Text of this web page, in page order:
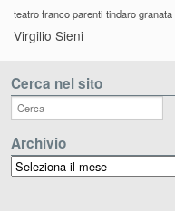
teatro franco parenti tindaro granata
Virgilio Sieni
Cerca nel sito
Archivio
Archivio